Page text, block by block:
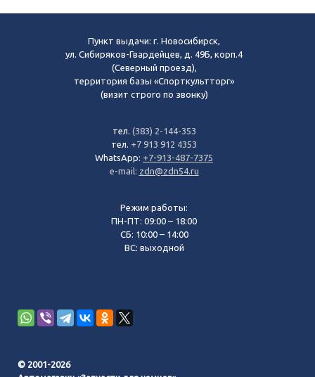
Пункт выдачи: г. Новосибирск,
ул. Сибиряков-Гвардейцев, д. 49Б, корп.4
(Северный проезд),
территория базы «Спорткультторг»
(визит строго по звонку)
тел. (383) 2-144-353
тел. +7 913 912 4353
WhatsApp: +7-913-487-7375
e-mail: zdn@zdn54.ru
Режим работы:
ПН-ПТ: 09:00 – 18:00
СБ: 10:00 – 14:00
ВС: выходной
© 2001-2026